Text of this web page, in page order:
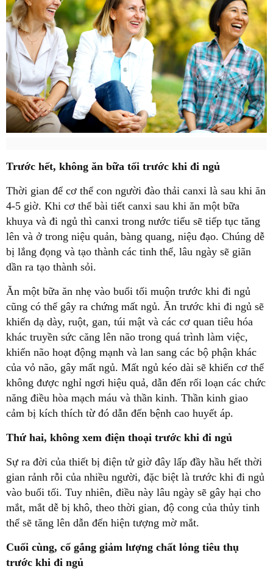
Trước hết, không ăn bữa tối trước khi đi ngủ
Thời gian để cơ thể con người đào thải canxi là sau khi ăn
4-5 giờ. Khi cơ thể bài tiết canxi sau khi ăn một bữa
khuya và đi ngủ thì canxi trong nước tiểu sẽ tiếp tục tăng
lên và ở trong niệu quản, bàng quang, niệu đạo. Chúng dễ
bị lắng đọng và tạo thành các tinh thể, lâu ngày sẽ giãn
dần ra tạo thành sỏi.
Ăn một bữa ăn nhẹ vào buổi tối muộn trước khi đi ngủ
cũng có thể gây ra chứng mất ngủ. Ăn trước khi đi ngủ sẽ
khiến dạ dày, ruột, gan, túi mật và các cơ quan tiêu hóa
khác truyền sức căng lên não trong quá trình làm việc,
khiến não hoạt động mạnh và lan sang các bộ phận khác
của vỏ não, gây mất ngủ. Mất ngủ kéo dài sẽ khiến cơ thể
không được nghỉ ngơi hiệu quả, dẫn đến rối loạn các chức
năng điều hòa mạch máu và thần kinh. Thần kinh giao
cảm bị kích thích từ đó dẫn đến bệnh cao huyết áp.
Thứ hai, không xem điện thoại trước khi đi ngủ
Sự ra đời của thiết bị điện tử giờ đây lấp đầy hầu hết thời
gian rảnh rỗi của nhiều người, đặc biệt là trước khi đi ngủ
vào buổi tối. Tuy nhiên, điều này lâu ngày sẽ gây hại cho
mắt, mắt dễ bị khô, theo thời gian, độ cong của thủy tinh
thể sẽ tăng lên dẫn đến hiện tượng mờ mắt.
Cuối cùng, cố gắng giảm lượng chất lỏng tiêu thụ
trước khi đi ngủ